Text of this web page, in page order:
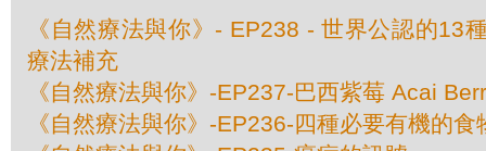
《自然療法與你》- EP238 - 世界公認的13
療法補充
《自然療法與你》-EP237-巴西紫莓 Acai
《自然療法與你》-EP236-四種必要有機的食